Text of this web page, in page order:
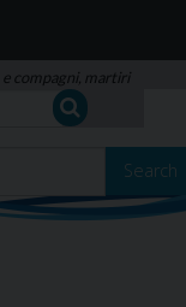
e compagni, martiri
Search